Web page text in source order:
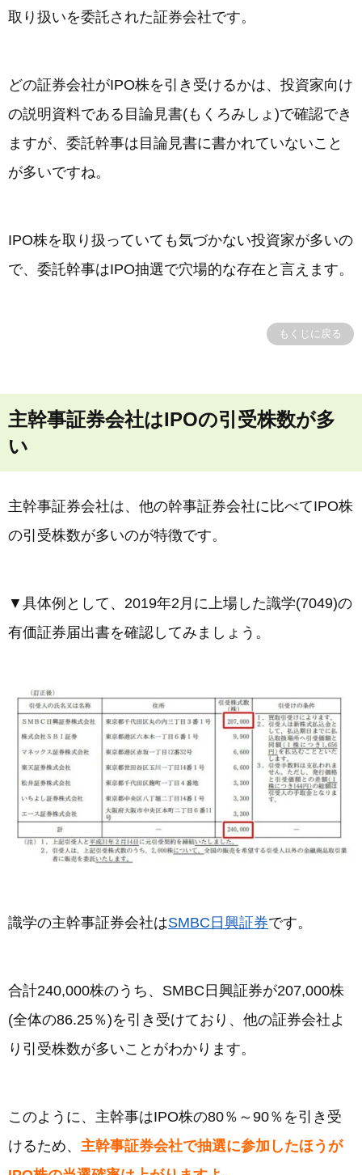
取り扱いを委託された証券会社です。
どの証券会社がIPO株を引き受けるかは、投資家向け
の説明資料である目論見書(もくろみしょ)で確認でき
ますが、委託幹事は目論見書に書かれていないこと
が多いですね。
IPO株を取り扱っていても気づかない投資家が多いの
で、委託幹事はIPO抽選で穴場的な存在と言えます。
もくじに戻る
主幹事証券会社はIPOの引受株数が多
い
主幹事証券会社は、他の幹事証券会社に比べてIPO株
の引受株数が多いのが特徴です。
▼具体例として、2019年2月に上場した識学(7049)の
有価証券届出書を確認してみましょう。
識学の主幹事証券会社はSMBC日興証券です。
合計240,000株のうち、SMBC日興証券が207,000株
(全体の86.25％)を引き受けており、他の証券会社よ
り引受株数が多いことがわかります。
このように、主幹事はIPO株の80％～90％を引き受
けるため、 主幹事証券会社で抽選に参加したほうが